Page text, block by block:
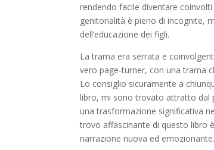
rendendo facile diventare
genitorialità è pieno di incognite,
dell’educazione dei figli.
La trama era serrata e
vero page-turner, con una trama
Lo consiglio sicuramente a
libro, mi sono trovato attratto dal
una trasformazione significativa
trovo affascinante di questo libro
narrazione nuova ed emozionante.